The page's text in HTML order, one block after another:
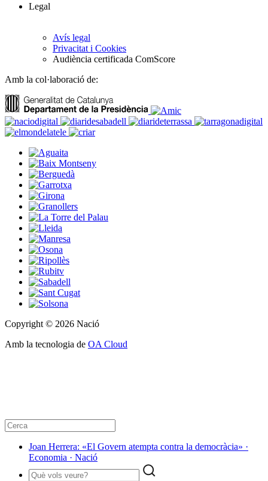
Legal
Avís legal
Privacitat i Cookies
Audiència certificada ComScore
Amb la col·laboració de:
Copyright © 2026 Nació
Amb la tecnologia de OA Cloud
Joan Herrera: «El Govern atempta contra la democràcia» ·
Economia · Nació